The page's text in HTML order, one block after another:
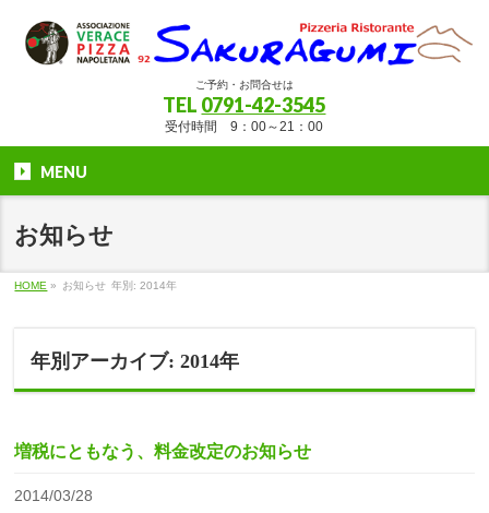
ご予約・お問合せは
TEL 0791-42-3545
受付時間 9：00～21：00
MENU
お知らせ
HOME » お知らせ 年別: 2014年
年別アーカイブ: 2014年
増税にともなう、料金改定のお知らせ
2014/03/28